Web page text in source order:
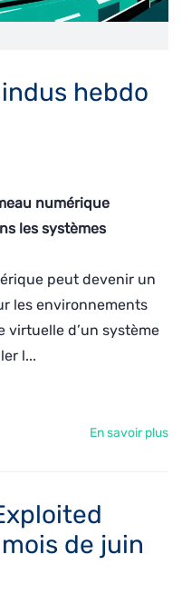
hebdo
numérique
les systèmes
peut devenir un
les environnements
virtuelle d’un système
l...
En savoir plus
de juin